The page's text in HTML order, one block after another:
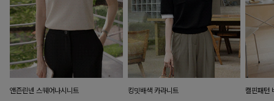
앤즌린넨 스퀘어나시니트 킹밋배색 카라니트 캘핀패턴